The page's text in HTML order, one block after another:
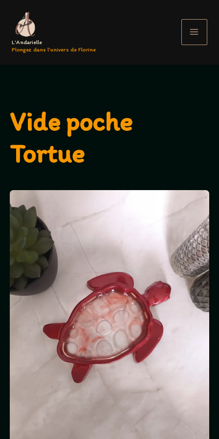
contenu
L'Andarielle
Plongez dans l'univers de Florine
Vide poche
Tortue